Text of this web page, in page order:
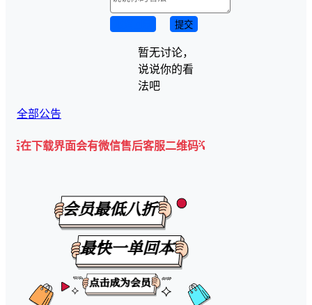
提交
暂无讨论，
说说你的看
法吧
全部公告
界面会有微信售后客服二维码💡